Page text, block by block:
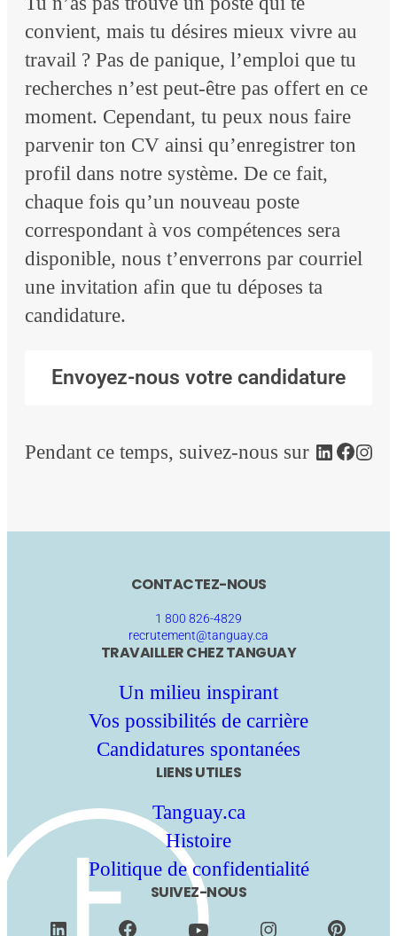
convient, mais tu désires mieux vivre au
travail ? Pas de panique, l’emploi que tu
recherches n’est peut-être pas offert en ce
moment. Cependant, tu peux nous faire
parvenir ton CV ainsi qu’enregistrer ton
profil dans notre système. De ce fait,
chaque fois qu’un nouveau poste
correspondant à vos compétences sera
disponible, nous t’enverrons par courriel
une invitation afin que tu déposes ta
candidature.
Envoyez-nous votre candidature
Pendant ce temps, suivez-nous sur
CONTACTEZ-NOUS
1 800 826-4829
recrutement@tanguay.ca
TRAVAILLER CHEZ TANGUAY
Un milieu inspirant
Vos possibilités de carrière
Candidatures spontanées
LIENS UTILES
Tanguay.ca
Histoire
Politique de confidentialité
SUIVEZ-NOUS